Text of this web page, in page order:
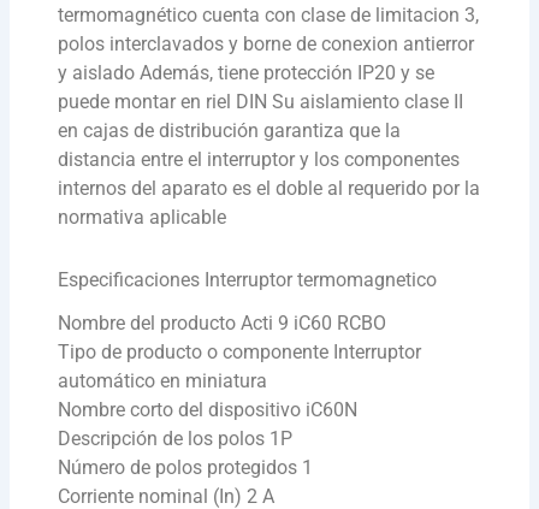
termomagnético cuenta con clase de limitacion 3,
polos interclavados y borne de conexion antierror
y aislado Además, tiene protección IP20 y se
puede montar en riel DIN Su aislamiento clase II
en cajas de distribución garantiza que la
distancia entre el interruptor y los componentes
internos del aparato es el doble al requerido por la
normativa aplicable
Especificaciones Interruptor termomagnetico
Nombre del producto Acti 9 iC60 RCBO
Tipo de producto o componente Interruptor
automático en miniatura
Nombre corto del dispositivo iC60N
Descripción de los polos 1P
Número de polos protegidos 1
Corriente nominal (In) 2 A